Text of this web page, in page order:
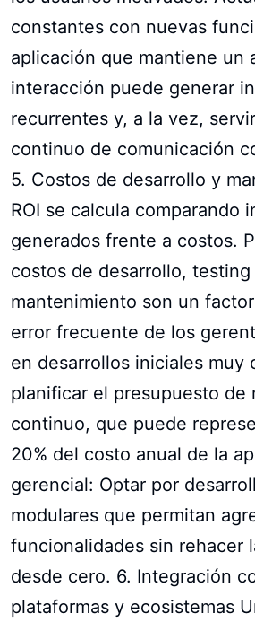
constantes con nuevas
aplicación que mantiene un
interacción puede generar
recurrentes y, a la vez,
continuo de comunicación
5. Costos de desarrollo y
ROI se calcula comparando
generados frente a costos.
costos de desarrollo, testing
mantenimiento son un
error frecuente de los
en desarrollos iniciales muy
planificar el presupuesto de
continuo, que puede
20% del costo anual de la
gerencial: Optar por
modulares que permitan
funcionalidades sin rehacer
desde cero. 6. Integración
plataformas y ecosistemas